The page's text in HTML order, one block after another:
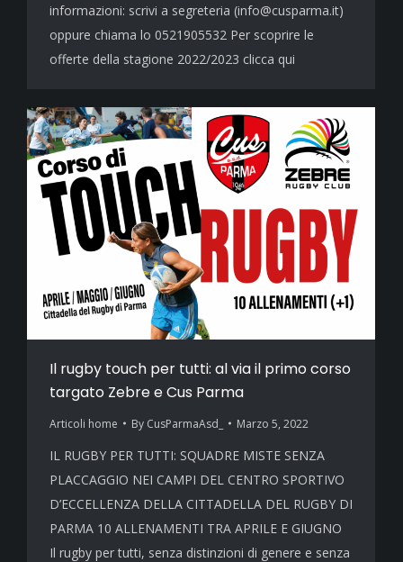
informazioni: scrivi a segreteria (info@cusparma.it)
oppure chiama lo 0521905532 Per scoprire le
offerte della stagione 2022/2023 clicca qui
Il rugby touch per tutti: al via il primo corso
targato Zebre e Cus Parma
Articoli home By CusParmaAsd_ Marzo 5, 2022
IL RUGBY PER TUTTI: SQUADRE MISTE SENZA
PLACCAGGIO NEI CAMPI DEL CENTRO SPORTIVO
D’ECCELLENZA DELLA CITTADELLA DEL RUGBY DI
PARMA 10 ALLENAMENTI TRA APRILE E GIUGNO
Il rugby per tutti, senza distinzioni di genere e senza